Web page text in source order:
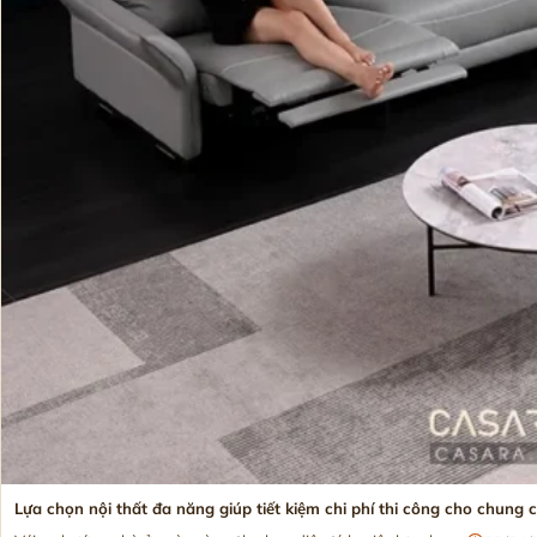
Lựa chọn nội thất đa năng giúp tiết kiệm chi phí thi công cho chung